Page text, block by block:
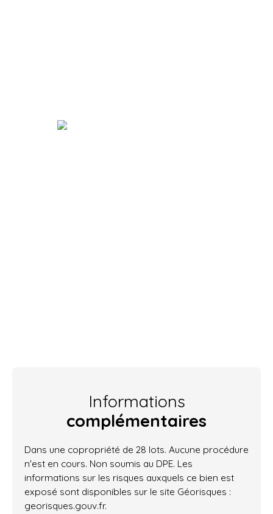
Informations
complémentaires
Dans une copropriété de 28 lots. Aucune procédure
n'est en cours. Non soumis au DPE. Les
informations sur les risques auxquels ce bien est
exposé sont disponibles sur le site Géorisques :
georisques.gouv.fr.